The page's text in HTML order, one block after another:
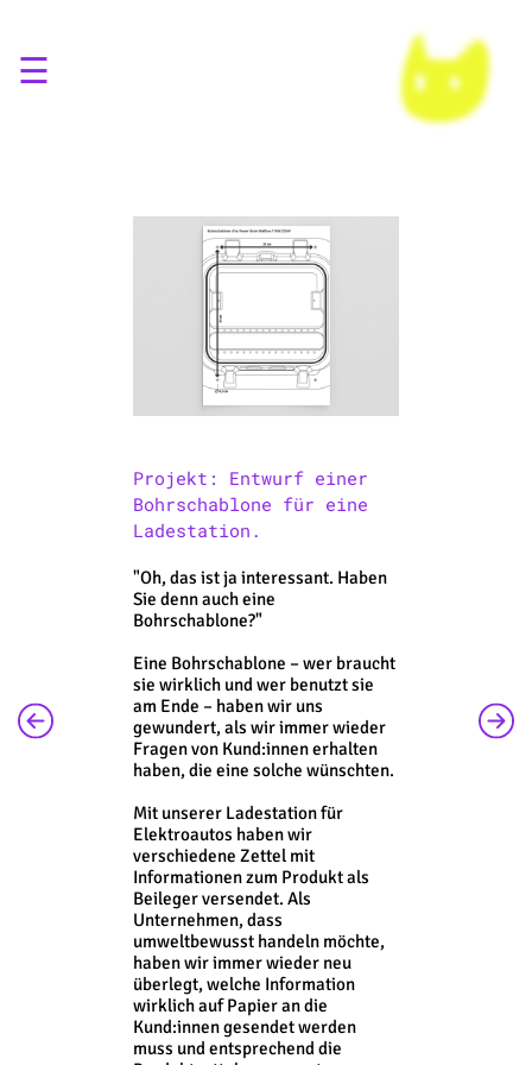
☰
Projekt: Entwurf einer
Bohrschablone für eine
Ladestation.
"Oh, das ist ja interessant. Haben
Sie denn auch eine
Bohrschablone?"
Eine Bohrschablone – wer braucht
sie wirklich und wer benutzt sie
am Ende – haben wir uns
gewundert, als wir immer wieder
Fragen von Kund:innen erhalten
haben, die eine solche wünschten.
Mit unserer Ladestation für
Elektroautos haben wir
verschiedene Zettel mit
Informationen zum Produkt als
Beileger versendet. Als
Unternehmen, dass
umweltbewusst handeln möchte,
haben wir immer wieder neu
überlegt, welche Information
wirklich auf Papier an die
Kund:innen gesendet werden
muss und entsprechend die